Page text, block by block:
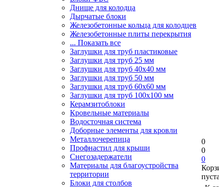
Днище для колодца
Дырчатые блоки
Железобетонные кольца для колодцев
Железобетонные плиты перекрытия
... Показать все
Заглушки для труб пластиковые
Заглушки для труб 25 мм
Заглушки для труб 40х40 мм
Заглушки для труб 50 мм
Заглушки для труб 60х60 мм
Заглушки для труб 100х100 мм
Керамзитоблоки
Кровельные материалы
Водосточная система
Доборные элементы для кровли
Металлочерепица
Профнастил для крыши
Снегозадержатели
Материалы для благоустройства
территории
Блоки для столбов
0
0
0